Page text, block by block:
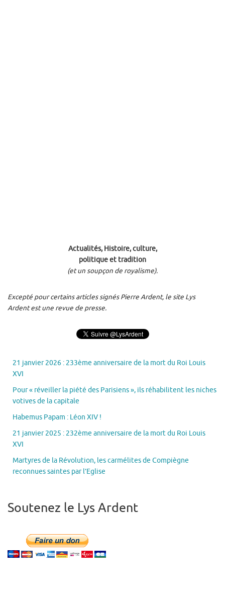
Actualités, Histoire, culture,
politique et tradition
(et un soupçon de royalisme).
Excepté pour certains articles signés Pierre Ardent, le site Lys
Ardent est une revue de presse.
21 janvier 2026 : 233ème anniversaire de la mort du Roi Louis
XVI
Pour « réveiller la piété des Parisiens », ils réhabilitent les niches
votives de la capitale
Habemus Papam : Léon XIV !
21 janvier 2025 : 232ème anniversaire de la mort du Roi Louis
XVI
Martyres de la Révolution, les carmélites de Compiègne
reconnues saintes par l’Eglise
Soutenez le Lys Ardent